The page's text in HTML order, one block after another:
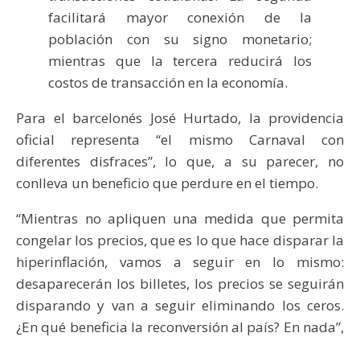
facilitará mayor conexión de la
población con su signo monetario;
mientras que la tercera reducirá los
costos de transacción en la economía.
Para el barcelonés José Hurtado, la providencia
oficial representa “el mismo Carnaval con
diferentes disfraces”, lo que, a su parecer, no
conlleva un beneficio que perdure en el tiempo.
“Mientras no apliquen una medida que permita
congelar los precios, que es lo que hace disparar la
hiperinflación, vamos a seguir en lo mismo:
desaparecerán los billetes, los precios se seguirán
disparando y van a seguir eliminando los ceros.
¿En qué beneficia la reconversión al país? En nada”,